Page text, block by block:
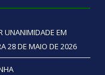
UNANIMIDADE EM
28 DE MAIO DE 2026